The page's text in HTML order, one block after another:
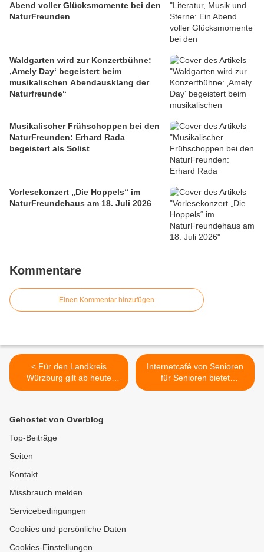
Abend voller Glücksmomente bei den
NaturFreunden
Waldgarten wird zur Konzertbühne:
‚Amely Day‘ begeistert beim
musikalischen Abendausklang der
Naturfreunde“
Musikalischer Frühschoppen bei den
NaturFreunden: Erhard Rada
begeistert als Solist
Vorlesekonzert „Die Hoppels“ im
NaturFreundehaus am 18. Juli 2026
Kommentare
Einen Kommentar hinzufügen
< Für den Landkreis
Würzburg gilt ab heute
erstmals in Unterfranken
Haushalten dürfen sich nun
treffen + Kinder U 14,
Geimpfte und Genesene
Internetcafé von Senioren
für Senioren bietet
kostenfreien virtuellen Kurs
Gehostet von Overblog
Top-Beiträge
Seiten
Kontakt
Missbrauch melden
Servicebedingungen
Cookies und persönliche Daten
Cookies-Einstellungen